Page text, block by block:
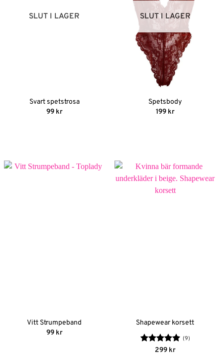
SLUT I LAGER
Svart spetstrosa
99 kr
SLUT I LAGER
Spetsbody
199 kr
Vitt Strumpeband
99 kr
Shapewear korsett
Betygsatt
(9)
299 kr